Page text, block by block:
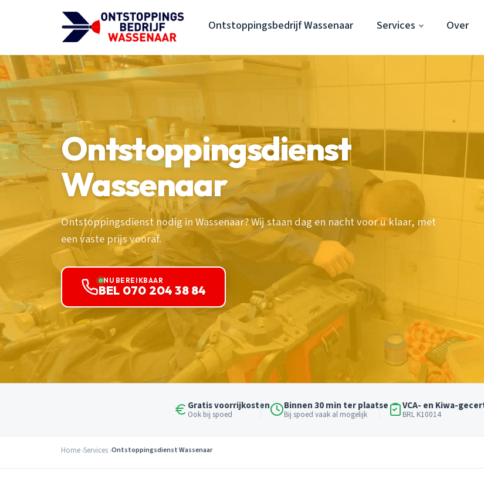
Ontstoppingsbedrijf Wassenaar Services Over
Ontstoppingsdienst
Wassenaar
Ontstoppingsdienst nodig in Wassenaar? Wij staan dag en nacht voor u klaar, met
een vaste prijs vooraf.
NU BEREIKBAAR
BEL 070 204 38 84
Gratis voorrijkosten
Ook bij spoed
Binnen 30 min ter plaatse
Bij spoed vaak al mogelijk
VCA- en Kiwa-
BRL K10014
Home Services Ontstoppingsdienst Wassenaar